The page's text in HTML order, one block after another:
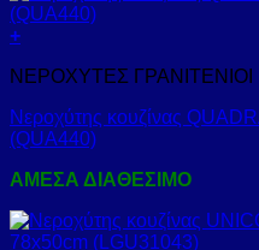
+
ΝΕΡΟΧΥΤΕΣ ΓΡΑΝΙΤΕΝΙΟΙ
Νεροχύτης κουζίνας
(QUA440)
ΑΜΕΣΑ ΔΙΑΘΕΣΙΜΟ